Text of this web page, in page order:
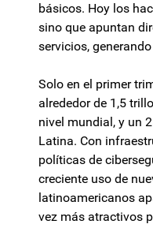
básicos. Hoy los
sino que apuntan
servicios,
Solo en el primer
alrededor de 1,5
nivel mundial, y un
Latina. Con
políticas de
creciente uso de
latinoamericanos
vez más atractivos